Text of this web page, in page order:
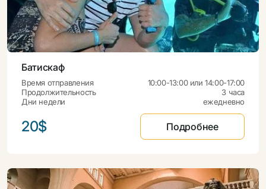
Батискаф
Время отправления
10:00-13:00 или 14:00-17:00
Продолжительность
3 часа
Дни недели
ежедневно
20$ Подробнее